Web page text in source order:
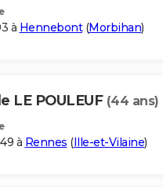
à Hennebont(Morbihan)
LE POULEUF (44 ans)
à Rennes (Ille-et-Vilaine)